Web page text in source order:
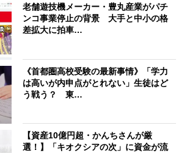
老舗遊技機メーカー・豊丸産業がパチ
ンコ事業停止の背景 大手と中小の格
差拡大に拍車…
《首都圏高校受験の最新事情》「学力
は高いが内申点がとれない」生徒はど
う戦う？ 東…
【資産10億円超・かんちさんが厳
選！】「キオクシアの次」に資金が流